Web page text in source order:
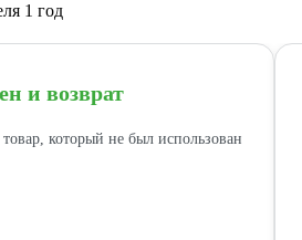
1 год
и возврат
который не был использован